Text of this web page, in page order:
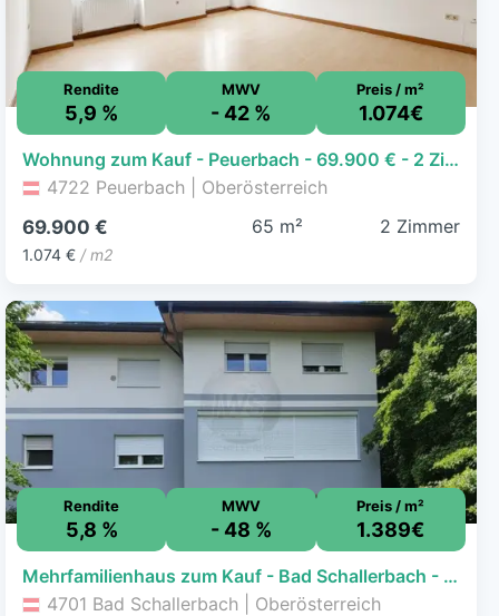
Rendite
5,9 %
MWV
- 42 %
Preis / m²
1.074€
Wohnung zum Kauf - Peuerbach - 69.900 € - 2 Zimmer, 65,1 m²
4722 Peuerbach | Oberösterreich
69.900 €
1.074 € / m2
65 m² 2 Zimmer
Rendite
5,8 %
MWV
- 48 %
Preis / m²
1.389€
Mehrfamilienhaus zum Kauf - Bad Schallerbach - 500.000 € - 13 Zimmer, 360 m², 770 m² Grundstück
4701 Bad Schallerbach | Oberösterreich